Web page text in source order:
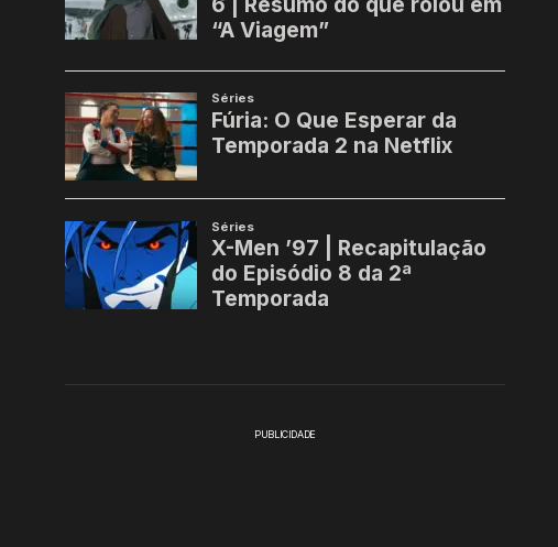
PUBLICIDADE